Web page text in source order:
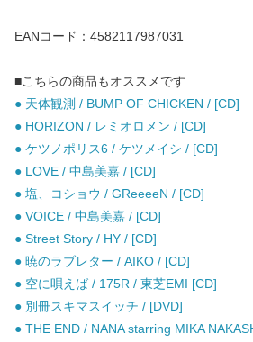
EANコード：4582117987031
■こちらの商品もオススメです
● 天体観測 / BUMP OF CHICKEN / [CD]
● HORIZON / レミオロメン / [CD]
● ケツノポリス6 / ケツメイシ / [CD]
● LOVE / 中島美嘉 / [CD]
● 塩、コショウ / GReeeeN / [CD]
● VOICE / 中島美嘉 / [CD]
● Street Story / HY / [CD]
● 暁のラブレター / AIKO / [CD]
● 空に唄えば / 175R / 東芝EMI [CD]
● 別冊スキマスイッチ / [DVD]
● THE END / NANA starring MIKA